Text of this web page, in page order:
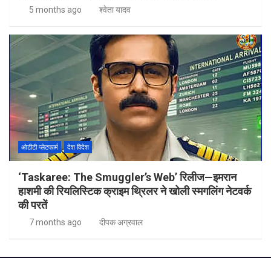
5 months ago श्वेता यादव
ओटीटी प्लेटफार्म देश विदेश
‘Taskaree: The Smuggler’s Web’ रिलीज—इमरान
हाशमी की रियलिस्टिक क्राइम थ्रिलर ने खोली स्मगलिंग नेटवर्क
की परतें
7 months ago दीपक अग्रवाल